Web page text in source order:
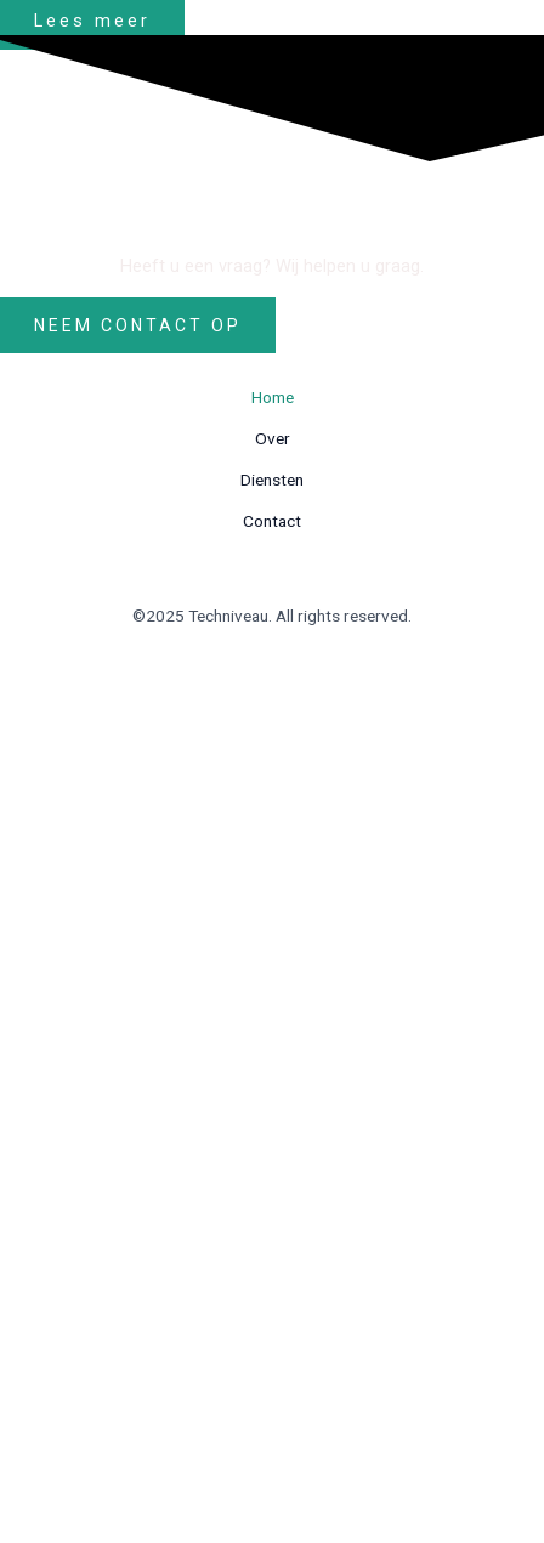
Lees meer
NEEM CONTACT OP
Home
Over
Diensten
Contact
©2025 Techniveau. All rights reserved.